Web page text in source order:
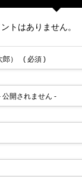
トはありません。
） ( 必須 )
公開されません -